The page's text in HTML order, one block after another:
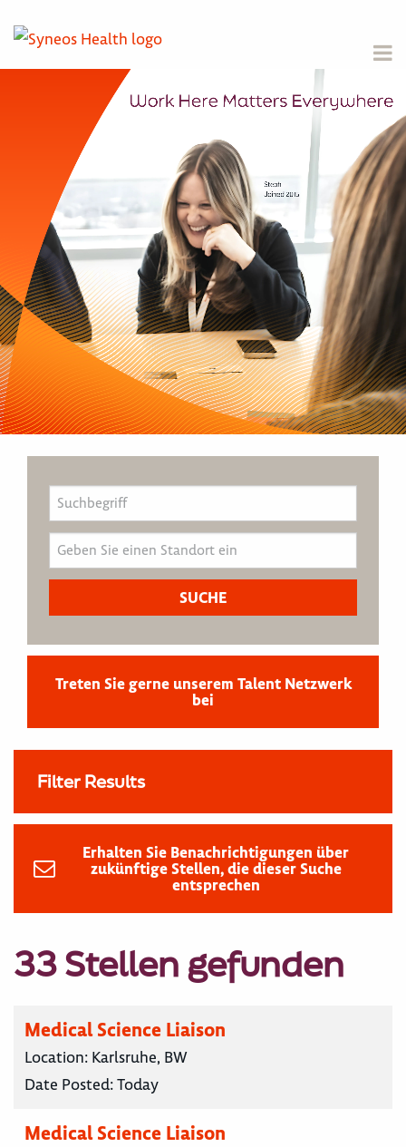
Treten Sie gerne unserem Talent Netzwerk
bei
Filter Results
Erhalten Sie Benachrichtigungen über
zukünftige Stellen, die dieser Suche
entsprechen
33 Stellen gefunden
Medical Science Liaison
Location: Karlsruhe, BW
Date Posted:Today
Medical Science Liaison